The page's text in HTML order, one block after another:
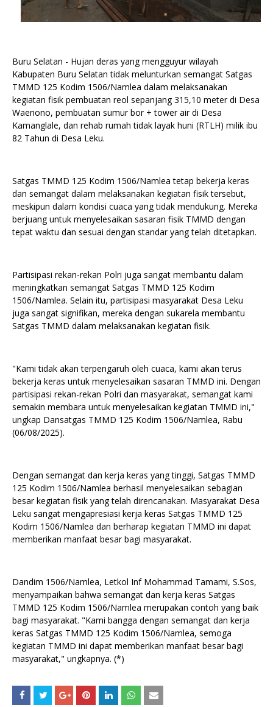
Buru Selatan - Hujan deras yang mengguyur wilayah
Kabupaten Buru Selatan tidak melunturkan semangat Satgas
TMMD 125 Kodim 1506/Namlea dalam melaksanakan
kegiatan fisik pembuatan reol sepanjang 315,10 meter di Desa
Waenono, pembuatan sumur bor + tower air di Desa
Kamanglale, dan rehab rumah tidak layak huni (RTLH) milik ibu
82 Tahun di Desa Leku.
Satgas TMMD 125 Kodim 1506/Namlea tetap bekerja keras
dan semangat dalam melaksanakan kegiatan fisik tersebut,
meskipun dalam kondisi cuaca yang tidak mendukung. Mereka
berjuang untuk menyelesaikan sasaran fisik TMMD dengan
tepat waktu dan sesuai dengan standar yang telah ditetapkan.
Partisipasi rekan-rekan Polri juga sangat membantu dalam
meningkatkan semangat Satgas TMMD 125 Kodim
1506/Namlea. Selain itu, partisipasi masyarakat Desa Leku
juga sangat signifikan, mereka dengan sukarela membantu
Satgas TMMD dalam melaksanakan kegiatan fisik.
"Kami tidak akan terpengaruh oleh cuaca, kami akan terus
bekerja keras untuk menyelesaikan sasaran TMMD ini. Dengan
partisipasi rekan-rekan Polri dan masyarakat, semangat kami
semakin membara untuk menyelesaikan kegiatan TMMD ini,"
ungkap Dansatgas TMMD 125 Kodim 1506/Namlea, Rabu
(06/08/2025).
Dengan semangat dan kerja keras yang tinggi, Satgas TMMD
125 Kodim 1506/Namlea berhasil menyelesaikan sebagian
besar kegiatan fisik yang telah direncanakan. Masyarakat Desa
Leku sangat mengapresiasi kerja keras Satgas TMMD 125
Kodim 1506/Namlea dan berharap kegiatan TMMD ini dapat
memberikan manfaat besar bagi masyarakat.
Dandim 1506/Namlea, Letkol Inf Mohammad Tamami, S.Sos,
menyampaikan bahwa semangat dan kerja keras Satgas
TMMD 125 Kodim 1506/Namlea merupakan contoh yang baik
bagi masyarakat. "Kami bangga dengan semangat dan kerja
keras Satgas TMMD 125 Kodim 1506/Namlea, semoga
kegiatan TMMD ini dapat memberikan manfaat besar bagi
masyarakat," ungkapnya. (*)